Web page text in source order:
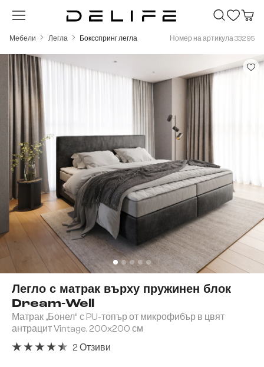
Преминете към основното съдържание
Мебели Легла Боксспринг легла Номер на артикула 33295
Легло с матрак върху пружинен блок
Dream-Well
Матрак „Бонел“ с PU-топър от микрофибър в цвят
антрацит Vintage, 200x200 см
2 Отзиви
Пропуснете галерия с изображения